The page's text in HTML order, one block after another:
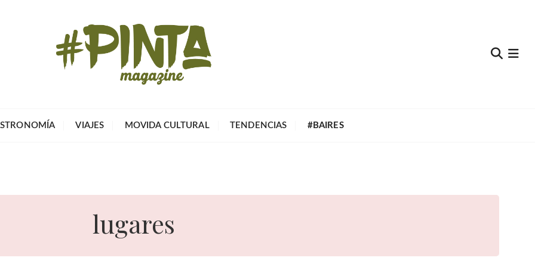
VIAJES MOVIDA CULTURAL TENDENCIAS #BAIRES
lugares